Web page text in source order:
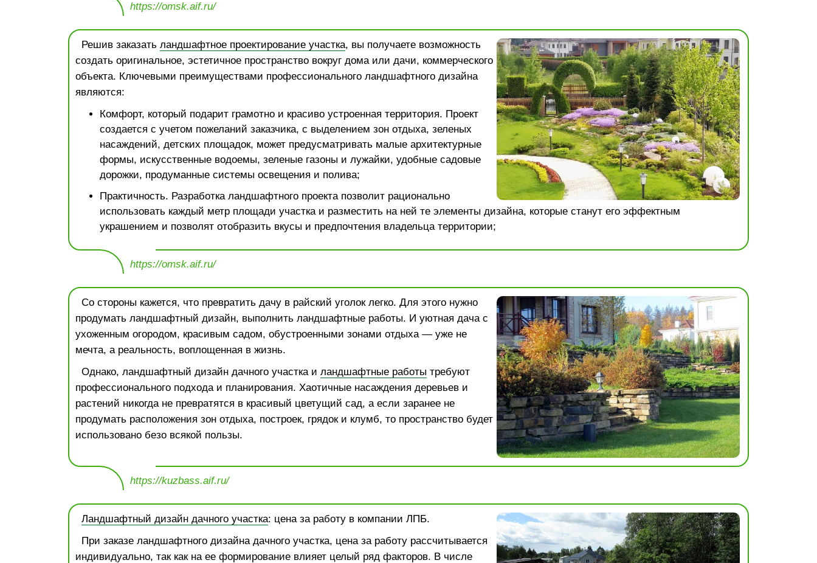
https://omsk.aif.ru/
Решив заказать ландшафтное проектирование участка, вы получаете возможность
создать оригинальное, эстетичное пространство вокруг дома или дачи, коммерческого
объекта. Ключевыми преимуществами профессионального ландшафтного дизайна
являются:
Комфорт, который подарит грамотно и красиво устроенная территория. Проект
создается с учетом пожеланий заказчика, с выделением зон отдыха, зеленых
насаждений, детских площадок, может предусматривать малые архитектурные
формы, искусственные водоемы, зеленые газоны и лужайки, удобные садовые
дорожки, продуманные системы освещения и полива;
Практичность. Разработка ландшафтного проекта позволит рационально
использовать каждый метр площади участка и разместить на ней те элементы дизайна, которые станут его эффектным
украшением и позволят отобразить вкусы и предпочтения владельца территории;
https://omsk.aif.ru/
Со стороны кажется, что превратить дачу в райский уголок легко. Для этого нужно
продумать ландшафтный дизайн, выполнить ландшафтные работы. И уютная дача с
ухоженным огородом, красивым садом, обустроенными зонами отдыха — уже не
мечта, а реальность, воплощенная в жизнь.
Однако, ландшафтный дизайн дачного участка и ландшафтные работы требуют
профессионального подхода и планирования. Хаотичные насаждения деревьев и
растений никогда не превратятся в красивый цветущий сад, а если заранее не
продумать расположения зон отдыха, построек, грядок и клумб, то пространство будет
использовано безо всякой пользы.
https://kuzbass.aif.ru/
Ландшафтный дизайн дачного участка: цена за работу в компании ЛПБ.
При заказе ландшафтного дизайна дачного участка, цена за работу рассчитывается
индивидуально, так как на ее формирование влияет целый ряд факторов. В числе